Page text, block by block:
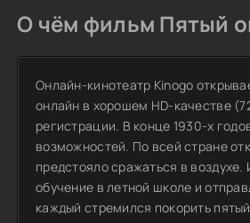
О чём фильм Пятый
Онлайн-кинотеатр Kinogo
онлайн в хорошем HD-качестве
регистрации. В конце 1930-х
возможностей. По всей стране
предстояло сражаться в
обучение в летной школе и
каждый стремился покорить